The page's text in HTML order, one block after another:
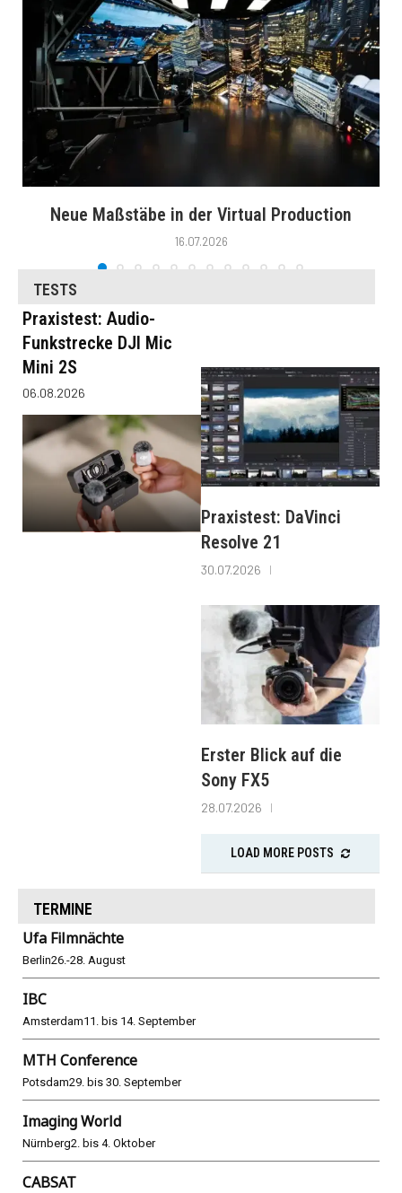
Neue Maßstäbe in der Virtual Production
16.07.2026
TESTS
Praxistest: Audio-
Funkstrecke DJI Mic
Mini 2S
06.08.2026
Praxistest: DaVinci
Resolve 21
30.07.2026
Erster Blick auf die
Sony FX5
28.07.2026
LOAD MORE POSTS
TERMINE
Ufa Filmnächte
Berlin26.-28. August
IBC
Amsterdam11. bis 14. September
MTH Conference
Potsdam29. bis 30. September
Imaging World
Nürnberg2. bis 4. Oktober
CABSAT